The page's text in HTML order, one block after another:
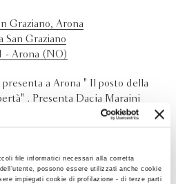
file informatici necessari alla corretta
possono essere utilizzati anche cookie
impiegati cookie di profilazione - di terze parti
Graziano, Arona
San Graziano
- Arona (NO)
a Arona " Il posto della
. Presenta Dacia Maraini